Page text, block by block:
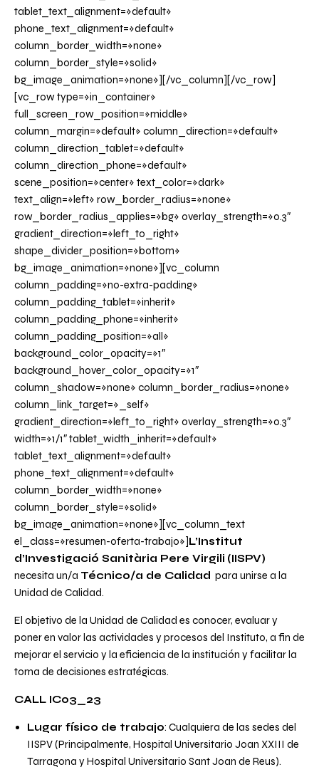
tablet_text_alignment=»default»
phone_text_alignment=»default»
column_border_width=»none»
column_border_style=»solid»
bg_image_animation=»none»][/vc_column][/vc_row]
[vc_row type=»in_container»
full_screen_row_position=»middle»
column_margin=»default» column_direction=»default»
column_direction_tablet=»default»
column_direction_phone=»default»
scene_position=»center» text_color=»dark»
text_align=»left» row_border_radius=»none»
row_border_radius_applies=»bg» overlay_strength=»0.3″
gradient_direction=»left_to_right»
shape_divider_position=»bottom»
bg_image_animation=»none»][vc_column
column_padding=»no-extra-padding»
column_padding_tablet=»inherit»
column_padding_phone=»inherit»
column_padding_position=»all»
background_color_opacity=»1″
background_hover_color_opacity=»1″
column_shadow=»none» column_border_radius=»none»
column_link_target=»_self»
gradient_direction=»left_to_right» overlay_strength=»0.3″
width=»1/1″ tablet_width_inherit=»default»
tablet_text_alignment=»default»
phone_text_alignment=»default»
column_border_width=»none»
column_border_style=»solid»
bg_image_animation=»none»][vc_column_text
el_class=»resumen-oferta-trabajo»]L’Institut
d’Investigació Sanitària Pere Virgili (IISPV)
necesita un/a Técnico/a de Calidad para unirse a la
Unidad de Calidad.
El objetivo de la Unidad de Calidad es conocer, evaluar y
poner en valor las actividades y procesos del Instituto, a fin de
mejorar el servicio y la eficiencia de la institución y facilitar la
toma de decisiones estratégicas.
CALL IC03_23
Lugar físico de trabajo: Cualquiera de las sedes del
IISPV (Principalmente, Hospital Universitario Joan XXIII de
Tarragona y Hospital Universitario Sant Joan de Reus).